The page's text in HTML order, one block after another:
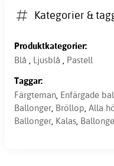
Kategorier &
Produktkategorier:
Blå , Ljusblå , Pastell
Taggar:
Färgteman, Enfärgade
Ballonger, Bröllop, Alla
Ballonger, Kalas,